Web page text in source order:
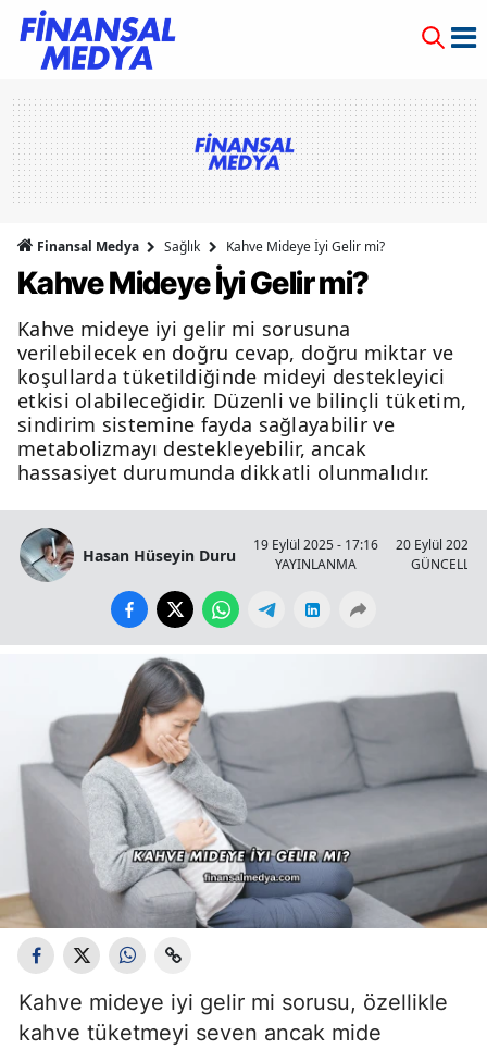
Finansal Medya Sağlık Kahve Mideye İyi Gelir mi?
Kahve Mideye İyi Gelir mi?
Kahve mideye iyi gelir mi sorusuna
verilebilecek en doğru cevap, doğru miktar ve
koşullarda tüketildiğinde mideyi destekleyici
etkisi olabileceğidir. Düzenli ve bilinçli tüketim,
sindirim sistemine fayda sağlayabilir ve
metabolizmayı destekleyebilir, ancak
hassasiyet durumunda dikkatli olunmalıdır.
Hasan Hüseyin Duru
19 Eylül 2025 - 17:16
YAYINLANMA
20 Eylül 2025
Kahve mideye iyi gelir mi sorusu, özellikle
kahve tüketmeyi seven ancak mide